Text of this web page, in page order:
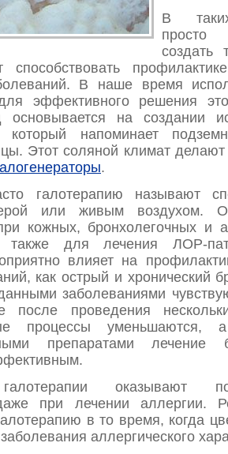
В
просто
создать
способствовать
В наше время
эффективного решения
на создании
который напоминает
Этот соляной климат
.
галотерапию называют
или живым воздухом.
кожных, бронхолегочных и
также для лечения ЛОР-
влияет на
как острый и хронический
заболеваниями
после проведения
процессы уменьшаются,
препаратами лечение
оказывают
при лечении аллергии.
в то время, когда
аллергического